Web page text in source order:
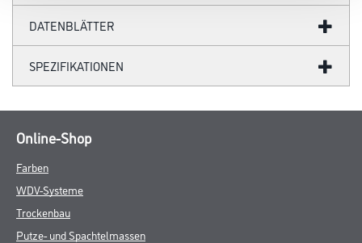
DATENBLÄTTER
SPEZIFIKATIONEN
Online-Shop
Farben
WDV-Systeme
Trockenbau
Putze- und Spachtelmassen